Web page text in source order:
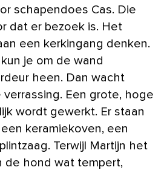
schapendoes Cas. Die
dat er bezoek is. Het
een kerkingang denken.
je om de wand
heen. Dan wacht
Een grote, hoge
wordt gewerkt. Er staan
keramiekoven, een
Terwijl Martijn het
de hond wat tempert,